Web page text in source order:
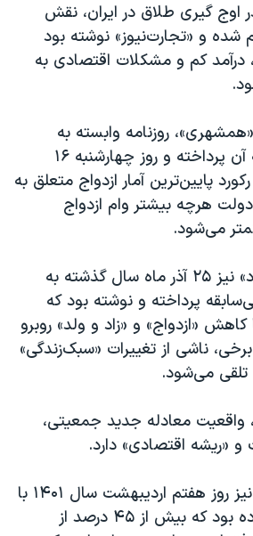
اوج گیری طلاق در ایران، نقش
شده و «تجارت‌نیوز» نوشته بود
درآمد کم و مشکلات اقتصادی به
روزنامه وابسته به
شهرداری تهران نیز به آن پرداخته و روز چهارشنبه ۱۶
پایین‌ترین آمار ازدواج متعلق به
هرچه بیشتر وام ازدواج
می‌شود.
روزنامه «دنیای اقتصاد» نیز ۲۵ آذر ماه سال گذشته به
پرداخته و نوشته بود که
در سال ۱۴۰۱ با کاهش «ازدواج» و «زاد و ولد» روبرو
ناشی از تغییرات «سبک‌زندگی»
تلقی می‌شود.
واقعیت معادله جدید جمعیتی،
و «ریشه اقتصادی» دارد.
خبرگزاری دولتی ایرنا نیز روز هفتم اردیبهشت سال ۱۴۰۱ با
انتشار آماری اعلام کرده بود که بیش از ۴۵ درصد از